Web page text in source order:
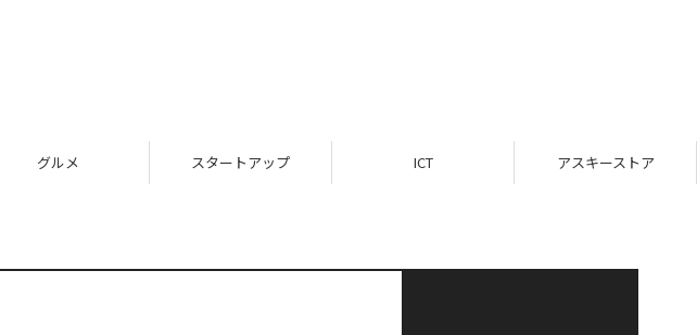
グルメ スタートアップ ICT アスキーストア